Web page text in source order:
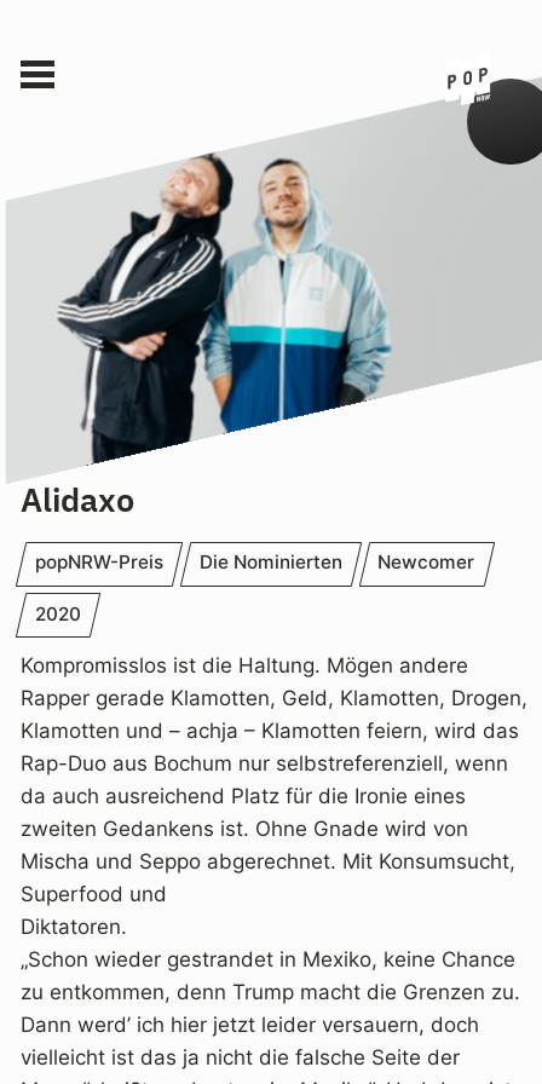
Alidaxo
popNRW-Preis Die Nominierten Newcomer
2020
Kompromisslos ist die Haltung. Mögen andere
Rapper gerade Klamotten, Geld, Klamotten, Drogen,
Klamotten und – achja – Klamotten feiern, wird das
Rap-Duo aus Bochum nur selbstreferenziell, wenn
da auch ausreichend Platz für die Ironie eines
zweiten Gedankens ist. Ohne Gnade wird von
Mischa und Seppo abgerechnet. Mit Konsumsucht,
Superfood und
Diktatoren.
„Schon wieder gestrandet in Mexiko, keine Chance
zu entkommen, denn Trump macht die Grenzen zu.
Dann werd’ ich hier jetzt leider versauern, doch
vielleicht ist das ja nicht die falsche Seite der